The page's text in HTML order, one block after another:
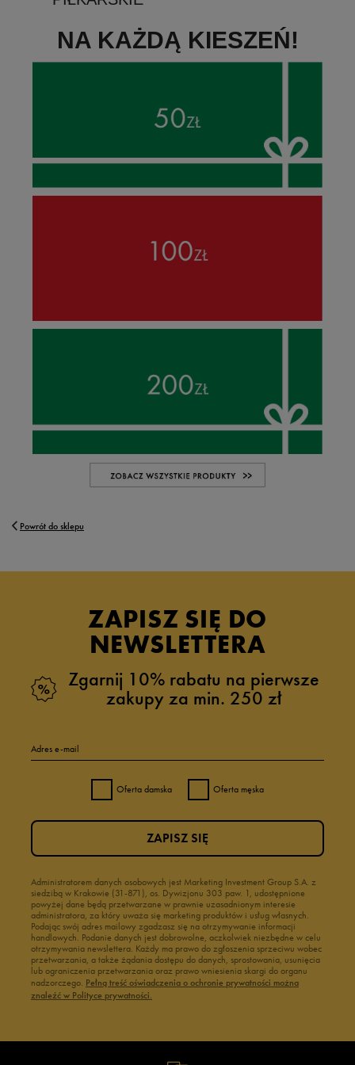
NA KAŻDĄ KIESZEŃ!
Powrót do sklepu
ZAPISZ SIĘ DO
NEWSLETTERA
Zgarnij 10% rabatu na pierwsze
zakupy za min. 250 zł
Adres e-mail
Oferta damska Oferta męska
Administratorem danych osobowych jest Marketing Investment Group S.A. z
siedzibą w Krakowie (31-871), os. Dywizjonu 303 paw. 1, udostępnione
powyżej dane będą przetwarzane w prawnie uzasadnionym interesie
administratora, za który uważa się marketing produktów i usług własnych.
Podając swój adres mailowy zgadzasz się na otrzymywanie informacji
handlowych. Podanie danych jest dobrowolne, aczkolwiek niezbędne w celu
otrzymywania newslettera. Każdy ma prawo do zgłoszenia sprzeciwu wobec
przetwarzania, a także żądania dostępu do danych, sprostowania, usunięcia
lub ograniczenia przetwarzania oraz prawo wniesienia skargi do organu
nadzorczego. Pełną treść oświadczenia o ochronie prywatności można
znaleźć w Polityce prywatności.
ZAPISZ SIĘ